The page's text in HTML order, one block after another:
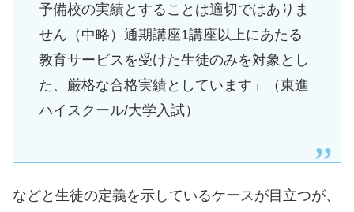
予備校の実績とすることは適切ではありま
せん（中略）通期講座1講座以上にあたる
教育サービスを受けた生徒のみを対象とし
た、厳格な合格実績としています」（東進
ハイスクール/大学入試）
などと生徒の定義を示しているケースが目立つが、